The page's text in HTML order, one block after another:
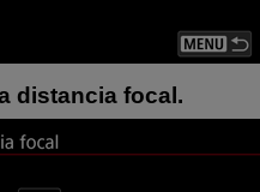
distancia focal.